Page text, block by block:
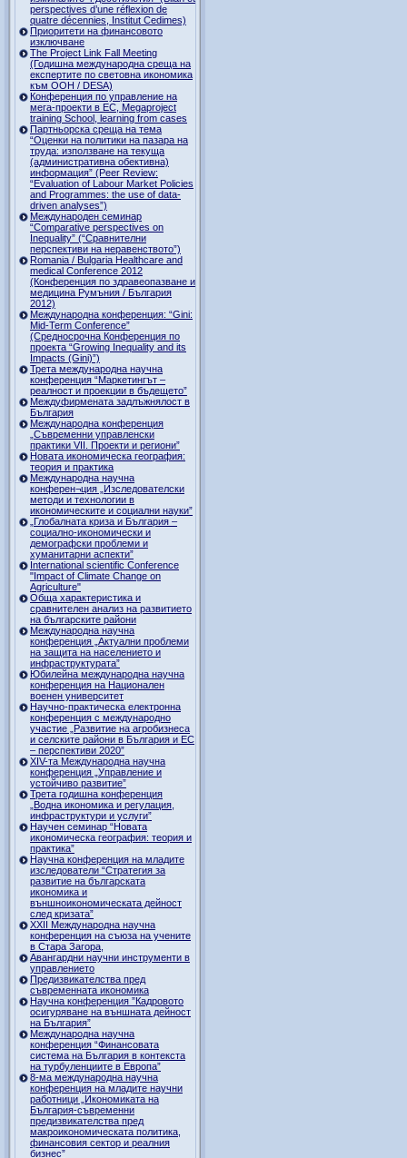
perspectives d’une réflexion de
quatre décennies, Institut Cedimes)
Приоритети на финансовото
изключване
The Project Link Fall Meeting
(Годишна международна среща на
експертите по световна икономика
към ООН / DESA)
Конференция по управление на
мега-проекти в ЕС, Megaproject
training School, learning from cases
Партньорска среща на тема
“Оценки на политики на пазара на
труда: използване на текуща
(административна обективна)
информация” (Peer Review:
“Evaluation of Labour Market Policies
and Programmes: the use of data-
driven analyses”)
Международен семинар
“Comparative perspectives on
Inequality” (“Сравнителни
перспективи на неравенството”)
Romania / Bulgaria Healthcare and
medical Conference 2012
(Конференция по здравеопазване и
медицина Румъния / България
2012)
Международна конференция: “Gini:
Mid-Term Conference”
(Средносрочна Конференция по
проекта “Growing Inequality and its
Impacts (Gini)”)
Трета международна научна
конференция “Маркетингът –
реалност и проекции в бъдещето”
Междуфирмената задлъжнялост в
България
Международна конференция
„Съвременни управленски
практики VII. Проекти и региони”
Новата икономическа география:
теория и практика
Международна научна
конферен¬ция „Изследователски
методи и технологии в
икономическите и социални науки”
„Глобалната криза и България –
социално-икономически и
демографски проблеми и
хуманитарни аспекти”
International scientific Conference
"Impact of Climate Change on
Agriculture"
Обща характеристика и
сравнителен анализ на развитието
на българските райони
Международна научна
конференция „Актуални проблеми
на защита на населението и
инфраструктурата”
Юбилейна международна научна
конференция на Национален
военен университет
Научно-практическа електронна
конференция с международно
участие „Развитие на агробизнеса
и селските райони в България и ЕС
– перспективи 2020”
XIV-та Международна научна
конференция „Управление и
устойчиво развитие”
Трета годишна конференция
„Водна икономика и регулация,
инфраструктури и услуги”
Научен семинар “Новата
икономическа география: теория и
практика”
Научна конференция на младите
изследователи “Стратегия за
развитие на българската
икономика и
външноикономическата дейност
след кризата”
ХХII Международна научна
конференция на съюза на учените
в Стара Загора,
Авангардни научни инструменти в
управлението
Предизвикателства пред
съвременната икономика
Научна конференция ”Кадровото
осигуряване на външната дейност
на България”
Международна научна
конференция “Финансовата
система на България в контекста
на турбуленциите в Европа”
8-ма международна научна
конференция на младите научни
работници „Икономиката на
България-съвременни
предизвикателства пред
макроикономическата политика,
финансовия сектор и реалния
бизнес”